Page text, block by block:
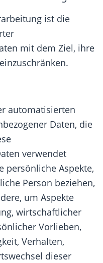
ist die
mit dem Ziel, ihre
automatisierten
Daten, die
verwendet
persönliche Aspekte,
Person beziehen,
um Aspekte
wirtschaftlicher
Vorlieben,
Verhalten,
dieser